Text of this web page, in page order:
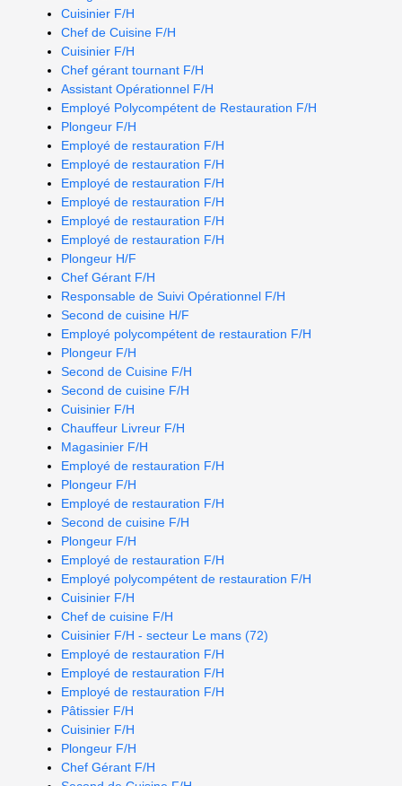
Cuisinier F/H
Chef de Cuisine F/H
Cuisinier F/H
Chef gérant tournant F/H
Assistant Opérationnel F/H
Employé Polycompétent de Restauration F/H
Plongeur F/H
Employé de restauration F/H
Employé de restauration F/H
Employé de restauration F/H
Employé de restauration F/H
Employé de restauration F/H
Employé de restauration F/H
Plongeur H/F
Chef Gérant F/H
Responsable de Suivi Opérationnel F/H
Second de cuisine H/F
Employé polycompétent de restauration F/H
Plongeur F/H
Second de Cuisine F/H
Second de cuisine F/H
Cuisinier F/H
Chauffeur Livreur F/H
Magasinier F/H
Employé de restauration F/H
Plongeur F/H
Employé de restauration F/H
Second de cuisine F/H
Plongeur F/H
Employé de restauration F/H
Employé polycompétent de restauration F/H
Cuisinier F/H
Chef de cuisine F/H
Cuisinier F/H - secteur Le mans (72)
Employé de restauration F/H
Employé de restauration F/H
Employé de restauration F/H
Pâtissier F/H
Cuisinier F/H
Plongeur F/H
Chef Gérant F/H